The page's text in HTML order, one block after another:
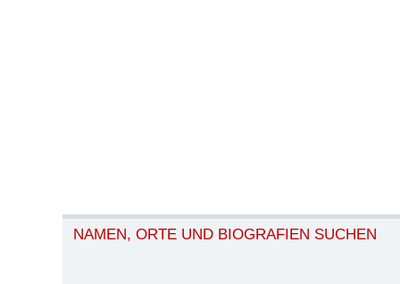
NAMEN, ORTE UND BIOGRAFIEN SUCHEN